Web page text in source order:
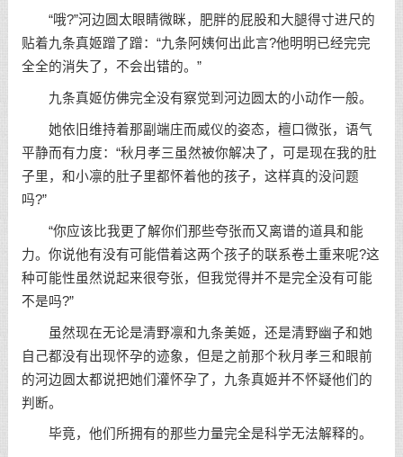
“哦?”河边圆太眼睛微眯，肥胖的屁股和大腿得寸进尺的
贴着九条真姬蹭了蹭：“九条阿姨何出此言?他明明已经完完
全全的消失了，不会出错的。”
九条真姬仿佛完全没有察觉到河边圆太的小动作一般。
她依旧维持着那副端庄而威仪的姿态，檀口微张，语气
平静而有力度：“秋月孝三虽然被你解决了，可是现在我的肚
子里，和小凛的肚子里都怀着他的孩子，这样真的没问题
吗?”
“你应该比我更了解你们那些夸张而又离谱的道具和能
力。你说他有没有可能借着这两个孩子的联系卷土重来呢?这
种可能性虽然说起来很夸张，但我觉得并不是完全没有可能
不是吗?”
虽然现在无论是清野凛和九条美姬，还是清野幽子和她
自己都没有出现怀孕的迹象，但是之前那个秋月孝三和眼前
的河边圆太都说把她们灌怀孕了，九条真姬并不怀疑他们的
判断。
毕竟，他们所拥有的那些力量完全是科学无法解释的。